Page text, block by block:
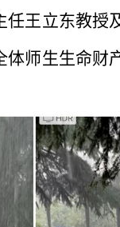
王立东教
师生生命